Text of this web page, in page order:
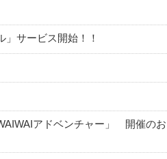
」サービス開始！！
アドベンチャー」 開催のお